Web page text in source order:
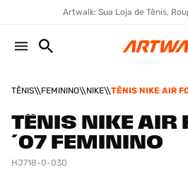
Artwalk: Sua Loja de Tênis,
TÊNIS FEMININO NIKE TÊNIS NIKE AIR
TÊNIS NIKE AIR
´07 FEMININO
HJ718-0-030